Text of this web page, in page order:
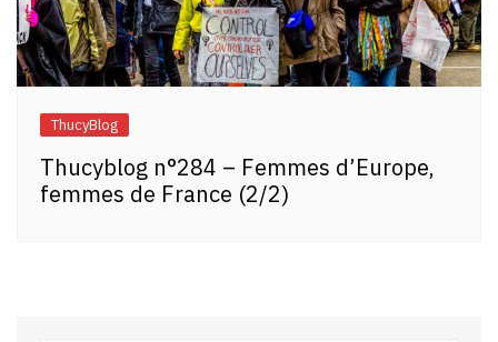
ThucyBlog
Thucyblog n°284 – Femmes d’Europe,
femmes de France (2/2)